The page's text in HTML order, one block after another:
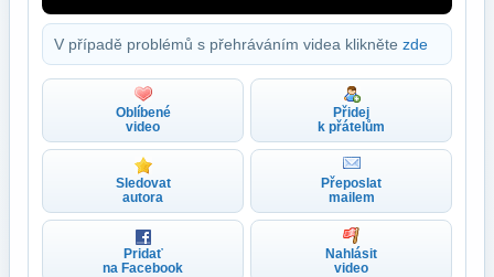
V případě problémů s přehráváním videa klikněte zde
Oblíbené
video
Přidej
k přátelům
Sledovat
autora
Přeposlat
mailem
Pridať
na Facebook
Nahlásit
video